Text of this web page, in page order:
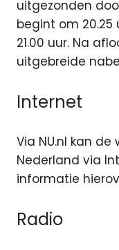
uitgezonden
begint om
21.00 uur. Na
uitgebreide
Internet
Via NU.nl kan
Nederland via
informatie
Radio